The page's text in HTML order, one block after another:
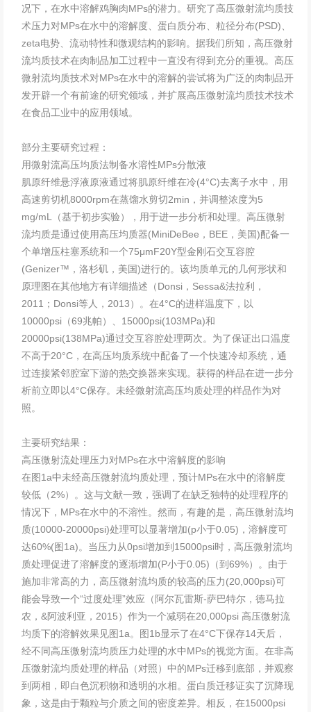
况下，在水中溶解鸡胸肉MPs的潜力。研究了高压微射流均质技
术压力对MPs在水中的溶解度、蛋白质分布、粒径分布(PSD)、
zeta电势、流动特性和微观结构的影响。据我们所知，高压微射
流均质技术在肉制品加工过程中一直没有得到充分的重视。高压
微射流均质技术对MPs在水中的溶解的尝试将为广泛的肉制品开
发开辟一个有前途的研究领域，并扩展高压微射流均质技术技术
在食品工业中的应用领域。
部分主要研究过程：
用微射流高压均质法制备水溶性MPs分散液
肌原纤维悬浮液原液通过将肌原纤维在冷(4°C)去离子水中，用
高速剪切机8000rpm在蒸馏水剪切2min，并调整浓度为5
mg/mL（基于初步实验），用于进一步分析和处理。高压微射
流均质是通过使用高压均质器(MiniDeBee，BEE，美国)配备一
个单增压柱塞系统和一个75μmF20Y型金刚石交互容腔
(Genizer™，洛杉矶，美国)进行的。该均质单元的几何形状和
原理图在其他地方有详细描述（Donsi，Sessa&法拉利，
2011；Donsi等人，2013）。在4°C的进样温度下，以
10000psi（69兆帕）、15000psi(103MPa)和
20000psi(138MPa)通过交互容腔处理两次。为了保证出口温度
不高于20°C，在高压均质系统中配备了一个快速冷却系统，通
过连接紧邻腔室下游的热交换器来实现。获得的样品在进一步分
析前立即以4°C保存。未经微射流高压均质处理的样品作为对
照。
主要研究结果：
高压微射流处理压力对MPs在水中溶解度的影响
在图1a中未经高压微射流均质处理，预计MPs在水中的溶解度
较低（2%）。这与文献一致，强调了在缺乏独特的处理程序的
情况下，MPs在水中的不溶性。然而，有趣的是，高压微射流均
质(10000-20000psi)处理可以显著增加(p小于0.05)，溶解度可
达60%(图1a)。当压力从0psi增加到15000psi时，高压微射流均
质处理促进了溶解度的逐渐增加(P小于0.05)（到69%）。由于
施加非常高的力，高压微射流均质的较高的压力(20,000psi)可
能会导致一个“过度处理”效应（阿尔瓦雷斯-萨巴特尔，德马拉
农，&阿波利亚，2015）作为一个减弱在20,000psi 高压微射流
均质下的溶解效果见图1a。图1b显示了在4°C下保存14天后，
经不同高压微射流均质压力处理的水中MPs的视觉方面。在非高
压微射流均质处理的样品（对照）中的MPs迁移到底部，并观察
到两相，即白色沉积物和透明的水相。蛋白质迁移证实了沉降现
象，这是由于颗粒与介质之间的密度差异。相反，在15000psi